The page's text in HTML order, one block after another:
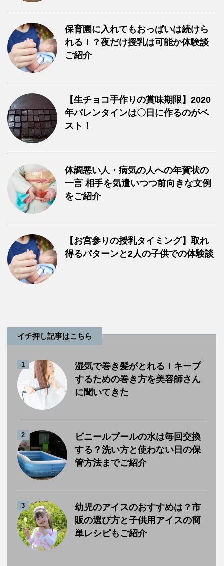
保育園に入れてもおっぱいは続けら
れる！？夜だけ授乳は可能か体験談
ご紹介
【生チョコ手作りの賞味期限】2020
年バレンタインは〇日に作るのがベ
スト！
体調悪い人・病気の人への年賀状の
一言 相手を気遣いつつ前向きな文例
をご紹介
【お宮参りの授乳タイミング】取れ
得るパターンと2人の子供での体験談
イチ押し記事はこちら
1
湿気で巻き髪がとれる！キープ
するための巻き方を美容師さん
に聞いてきた
2
ビニールプールの水は毎回交換
する？洗い方と使わない日の保
管方法までご紹介
3
幼児のアイスのおすすめは？市
販の選び方と子供用アイスの簡
単レシピもご紹介